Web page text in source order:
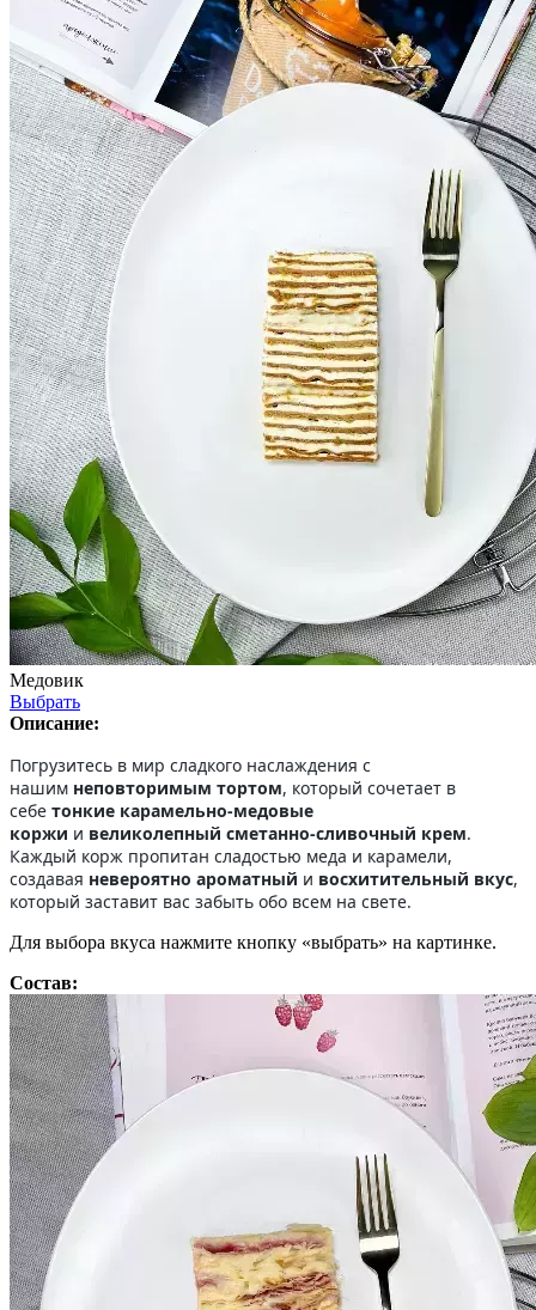
Медовик
Выбрать
Описание:
Погрузитесь в мир сладкого наслаждения с
нашим неповторимым тортом, который сочетает в
себе тонкие карамельно-медовые
коржи и великолепный сметанно-сливочный крем.
Каждый корж пропитан сладостью меда и карамели,
создавая невероятно ароматный и восхитительный вкус,
который заставит вас забыть обо всем на свете.
Для выбора вкуса нажмите кнопку «выбрать» на картинке.
Состав: